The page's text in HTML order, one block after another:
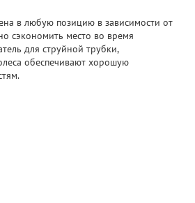
в любую позицию в зависимости от
сэкономить место во время
для струйной трубки,
обеспечивают хорошую